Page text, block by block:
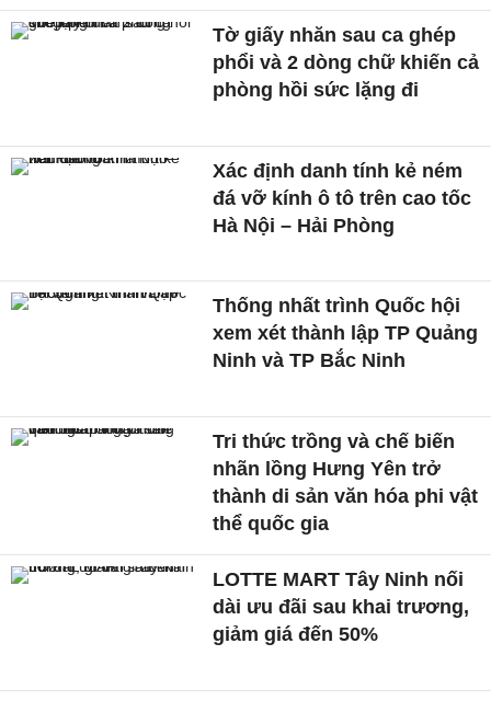
Tờ giấy nhăn sau ca ghép
phổi và 2 dòng chữ khiến cả
phòng hồi sức lặng đi
Xác định danh tính kẻ ném
đá vỡ kính ô tô trên cao tốc
Hà Nội – Hải Phòng
Thống nhất trình Quốc hội
xem xét thành lập TP Quảng
Ninh và TP Bắc Ninh
Tri thức trồng và chế biến
nhãn lồng Hưng Yên trở
thành di sản văn hóa phi vật
thể quốc gia
LOTTE MART Tây Ninh nối
dài ưu đãi sau khai trương,
giảm giá đến 50%